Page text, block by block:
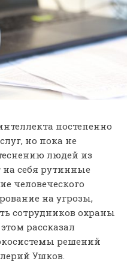
постепенно
но пока не
людей из
на себя рутинные
человеческого
на угрозы,
сотрудников охраны
рассказал
решений
Ушков.